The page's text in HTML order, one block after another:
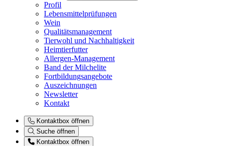
Profil
Lebensmittelprüfungen
Wein
Qualitätsmanagement
Tierwohl und Nachhaltigkeit
Heimtierfutter
Allergen-Management
Band der Milchelite
Fortbildungsangebote
Auszeichnungen
Newsletter
Kontakt
Kontaktbox öffnen
Suche öffnen
Kontaktbox öffnen